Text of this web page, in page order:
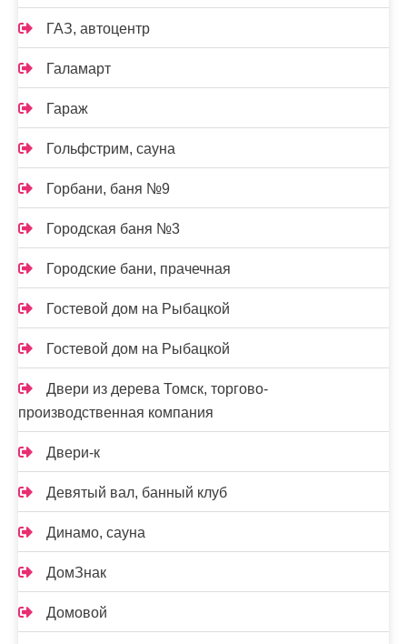
ГАЗ, автоцентр
Галамарт
Гараж
Гольфстрим, сауна
Горбани, баня №9
Городская баня №3
Городские бани, прачечная
Гостевой дом на Рыбацкой
Гостевой дом на Рыбацкой
Двери из дерева Томск, торгово-
производственная компания
Двери-к
Девятый вал, банный клуб
Динамо, сауна
ДомЗнак
Домовой